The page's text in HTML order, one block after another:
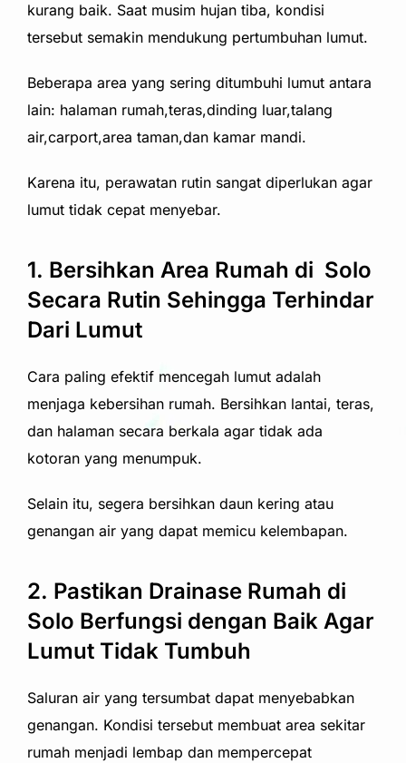
kurang baik. Saat musim hujan tiba, kondisi
tersebut semakin mendukung pertumbuhan lumut.
Beberapa area yang sering ditumbuhi lumut antara
lain: halaman rumah,teras,dinding luar,talang
air,carport,area taman,dan kamar mandi.
Karena itu, perawatan rutin sangat diperlukan agar
lumut tidak cepat menyebar.
1. Bersihkan Area Rumah di Solo
Secara Rutin Sehingga Terhindar
Dari Lumut
Cara paling efektif mencegah lumut adalah
menjaga kebersihan rumah. Bersihkan lantai, teras,
dan halaman secara berkala agar tidak ada
kotoran yang menumpuk.
Selain itu, segera bersihkan daun kering atau
genangan air yang dapat memicu kelembapan.
2. Pastikan Drainase Rumah di
Solo Berfungsi dengan Baik Agar
Lumut Tidak Tumbuh
Saluran air yang tersumbat dapat menyebabkan
genangan. Kondisi tersebut membuat area sekitar
rumah menjadi lembap dan mempercepat